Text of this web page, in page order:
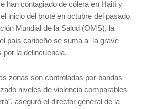
han contagiado de cólera en Haití y
inicio del brote en octubre del pasado
Mundial de la Salud (OMS), la
país caribeño se suma a la grave
la delincuencia.
zonas son controladas por bandas
niveles de violencia comparables
aseguró el director general de la